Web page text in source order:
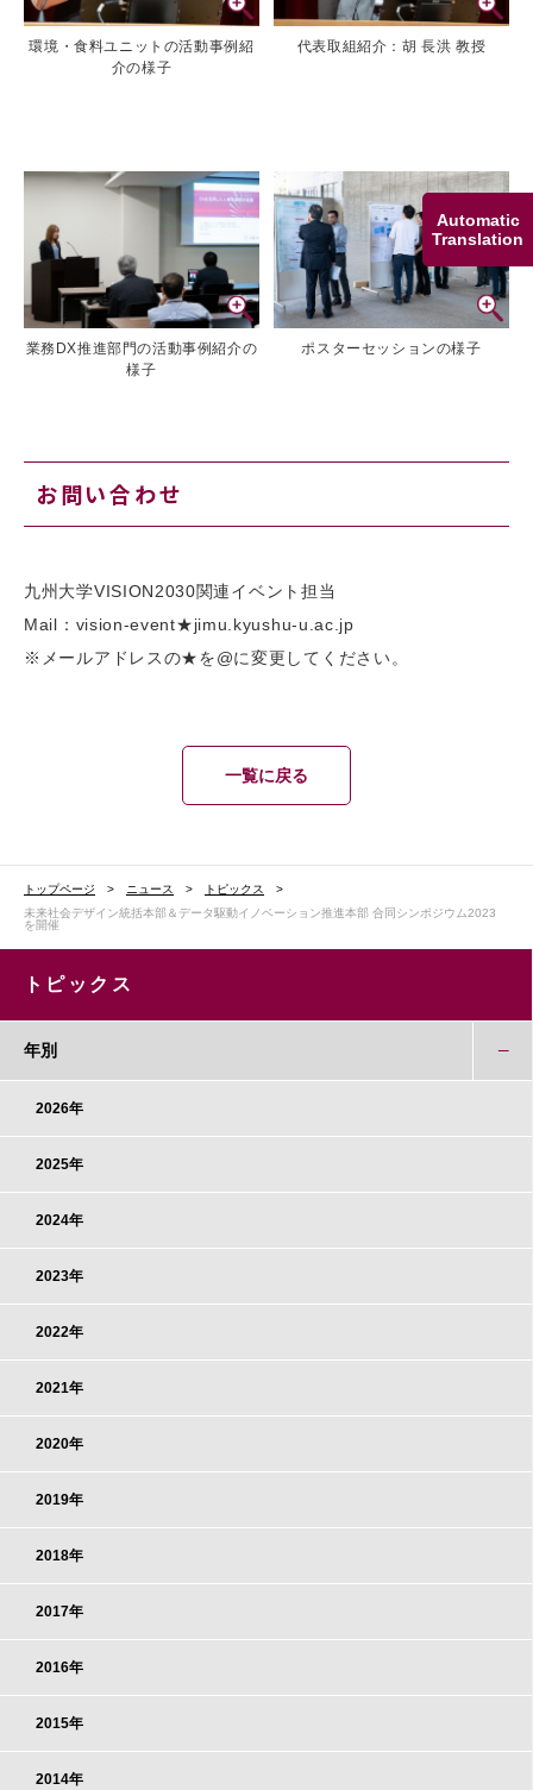
Automatic
Translation
環境・食料ユニットの活動事例紹
介の様子
代表取組紹介：胡 長洪 教授
業務DX推進部門の活動事例紹介の
様子
ポスターセッションの様子
お問い合わせ
九州大学VISION2030関連イベント担当
Mail：vision-event★jimu.kyushu-u.ac.jp
※メールアドレスの★を@に変更してください。
一覧に戻る
トップページ ニュース
トピックス
未来社会デザイン統括本部＆データ駆動イノベーション推進本部 合同シンポジウム2023
を開催
トピックス
年別
2026年
2025年
2024年
2023年
2022年
2021年
2020年
2019年
2018年
2017年
2016年
2015年
2014年